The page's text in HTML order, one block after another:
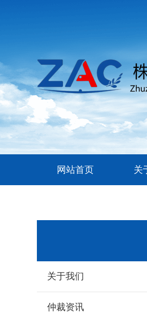
网站首页 关
关于我们
仲裁资讯